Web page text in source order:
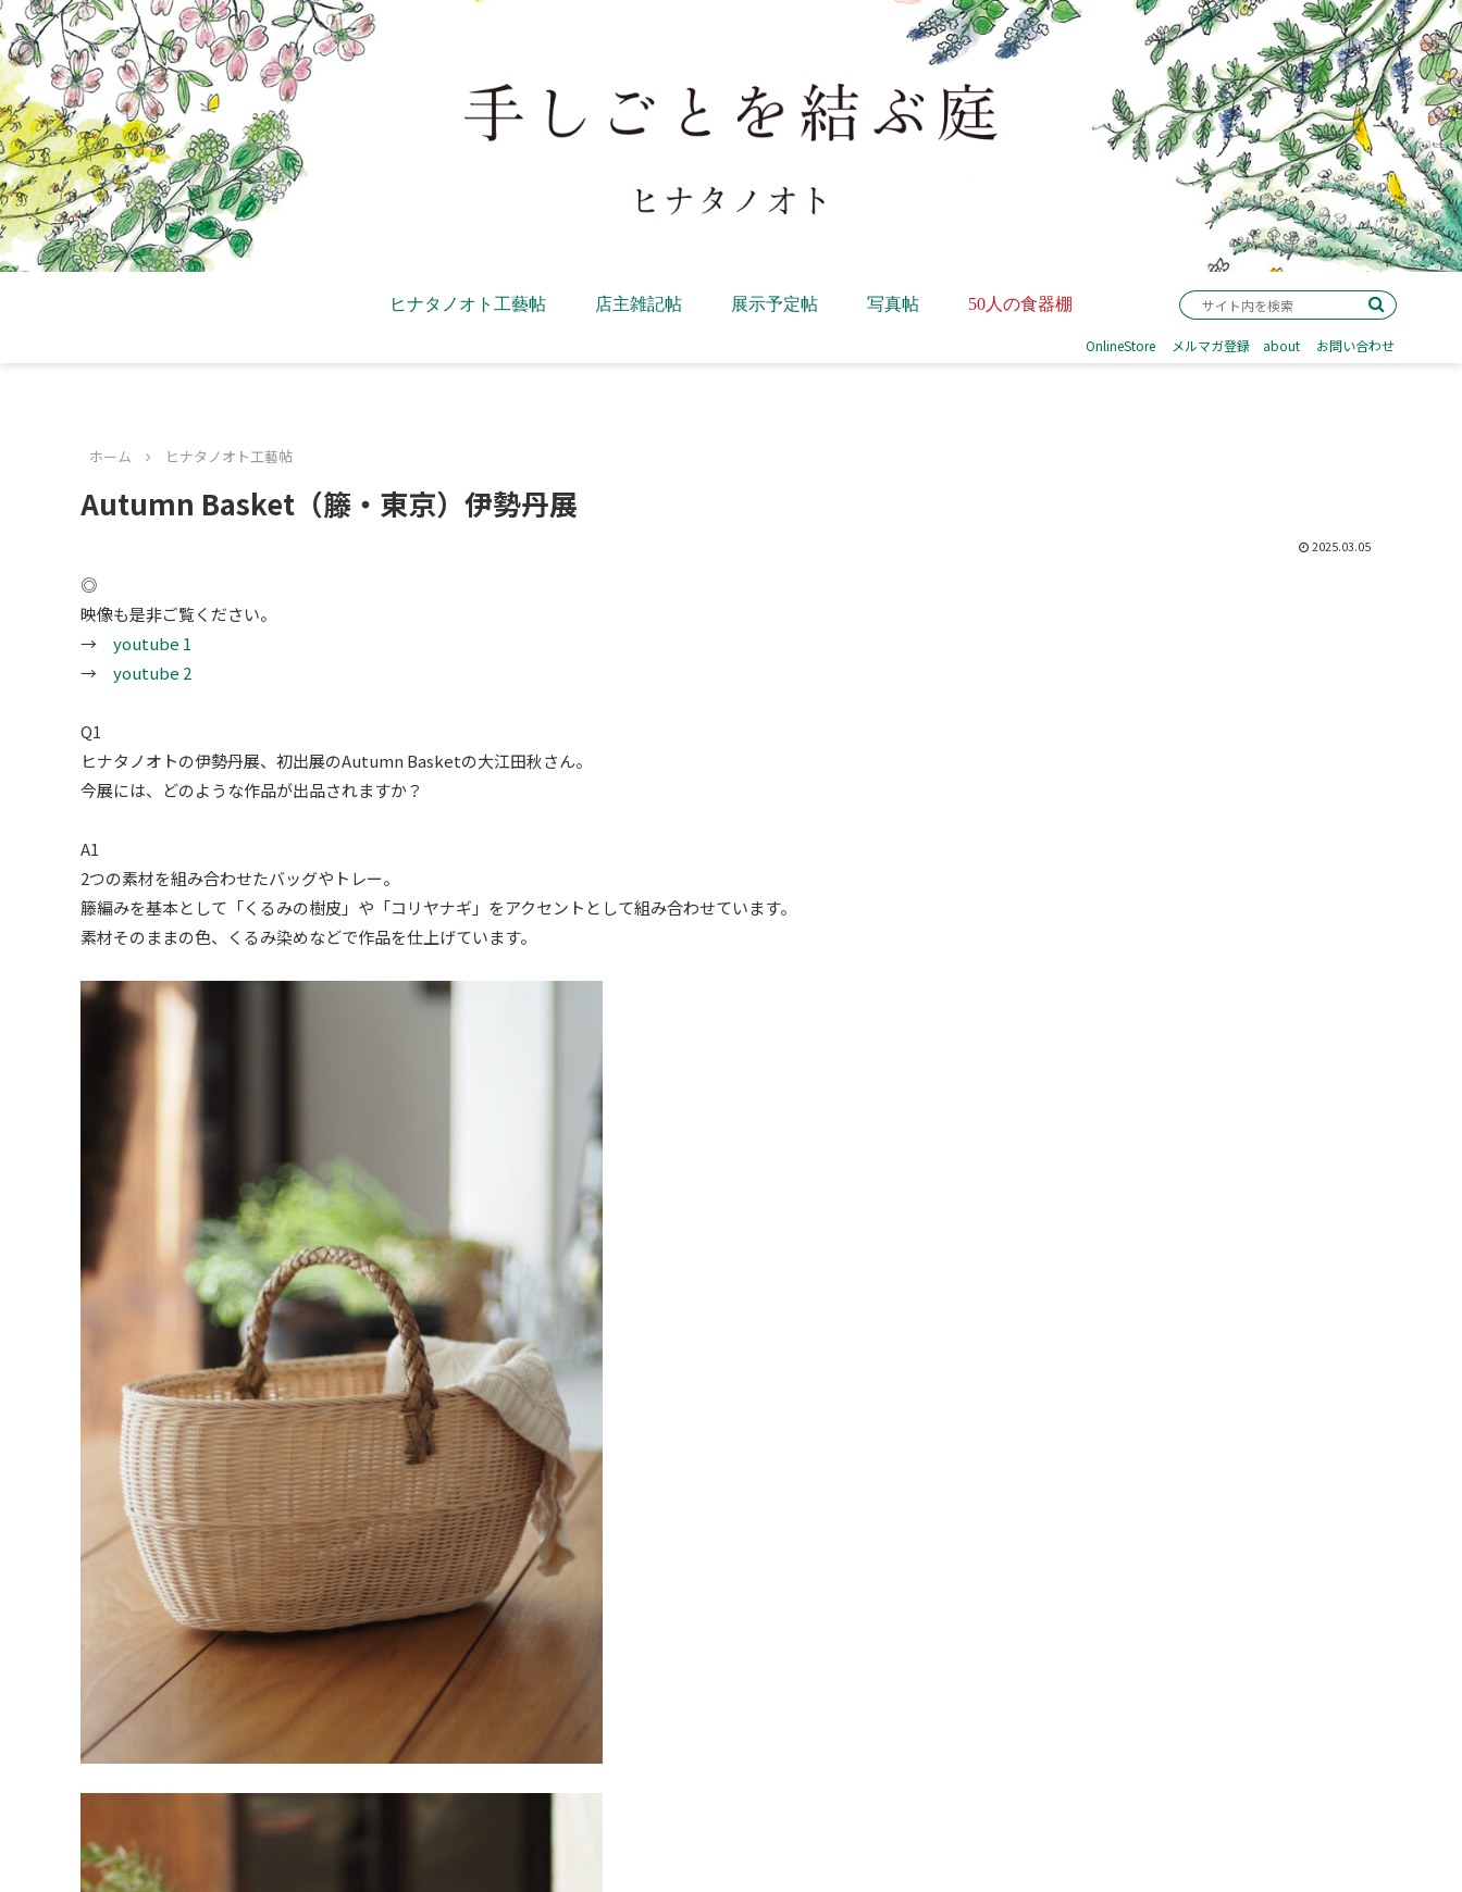
ヒナタノオト工藝帖 店主雑記帖 展示予定帖 写真帖 50人の食器棚
OnlineStore メルマガ登録 about お問い合わせ
ホーム ヒナタノオト工藝帖
Autumn Basket（籐・東京）伊勢丹展
2025.03.05
◎
映像も是非ご覧ください。
→ youtube 1
→ youtube 2
Q1
ヒナタノオトの伊勢丹展、初出展のAutumn Basketの大江田秋さん。
今展には、どのような作品が出品されますか？
A1
2つの素材を組み合わせたバッグやトレー。
籐編みを基本として「くるみの樹皮」や「コリヤナギ」をアクセントとして組み合わせています。
素材そのままの色、くるみ染めなどで作品を仕上げています。